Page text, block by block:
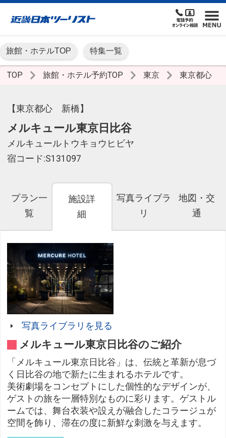
旅館・ホテルTOP 特集一覧
TOP 旅館・ホテル予約TOP 東京 東京都心
【東京都心 新橋】
メルキュール東京日比谷
メルキュールトウキョウヒビヤ
宿コード:S131097
プラン一
覧
施設詳
細
写真ライブラ
リ
地図・交
通
写真ライブラリを見る
メルキュール東京日比谷のご紹介
「メルキュール東京日比谷」は、伝統と革新が息づ
く日比谷の地で新たに生まれるホテルです。
美術劇場をコンセプトにした個性的なデザインが、
ゲストの旅を一層特別なものに彩ります。ゲストル
ームでは、舞台衣装や設えが融合したコラージュが
空間を飾り、滞在の度に新鮮な刺激を与えます。